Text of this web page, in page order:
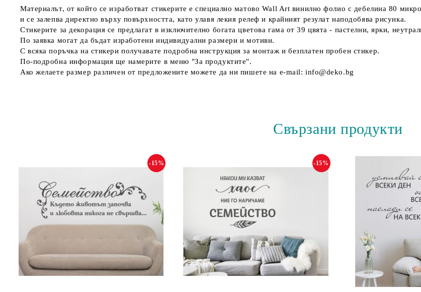
Материалът, от който се изработват стикерите е специално матово Wall Art винилно фолио с дебелина 80
и се залепва директно върху повърхността, като улавя лекия релеф и крайният резулат наподобява рисунка.
Стикерите за декорация се предлагат в изключително богата цветова гама от 39 цвята - пастелни, ярки,
По заявка могат да бъдат изработени индивидуални размери и мотиви.
С всяка поръчка на стикери получавате подробна инструкция за монтаж и безплатен пробен стикер.
По-подробна информация ще намерите в меню "За продуктите".
Ако желаете размер различен от предложените можете да ни пишете на e-mail: info@deko.bg
Свързани продукти
-15% -15%